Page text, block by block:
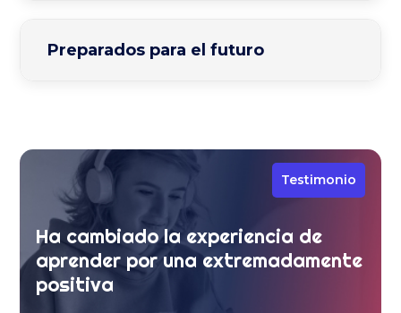
Preparados para el futuro
Testimonio
Ha cambiado la experiencia de
aprender por una extremadamente
positiva